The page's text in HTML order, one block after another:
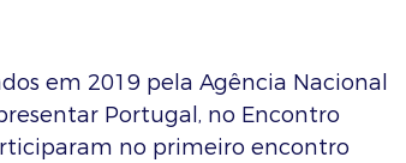
em 2019 pela Agência Nacional
Portugal, no Encontro
no primeiro encontro